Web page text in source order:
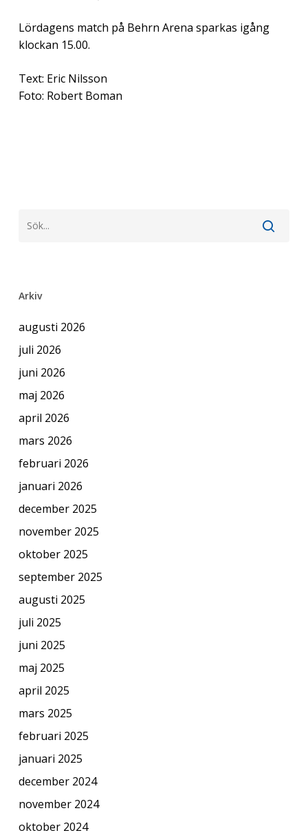
Lördagens match på Behrn Arena sparkas igång
klockan 15.00.
Text: Eric Nilsson
Foto: Robert Boman
Arkiv
augusti 2026
juli 2026
juni 2026
maj 2026
april 2026
mars 2026
februari 2026
januari 2026
december 2025
november 2025
oktober 2025
september 2025
augusti 2025
juli 2025
juni 2025
maj 2025
april 2025
mars 2025
februari 2025
januari 2025
december 2024
november 2024
oktober 2024